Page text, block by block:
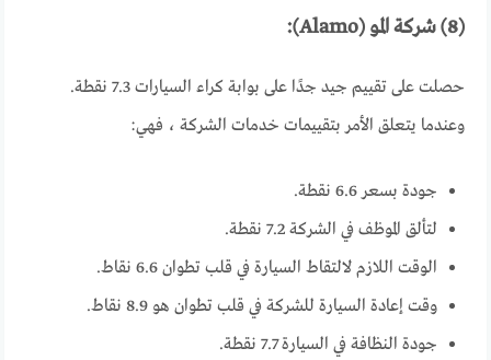
(8) شركة المو (Alamo):
حصلت على تقييم جيد جدًا على بوابة كراء السيارات 7.3 نقطة.
وعندما يتعلق الأمر بتقييمات خدمات الشركة ، فهي:
جودة بسعر 6.6 نقطة.
لتألق الموظف في الشركة 7.2 نقطة.
الوقت اللازم لالتقاط السيارة في قلب تطوان 6.6 نقاط.
وقت إعادة السيارة للشركة في قلب تطوان هو 8.9 نقاط.
جودة النظافة في السيارة 7.7 نقطة.